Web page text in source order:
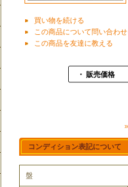
買い物を続ける
この商品について問い合わ
この商品を友達に教える
・ 販売価格
コンディション表記について
盤